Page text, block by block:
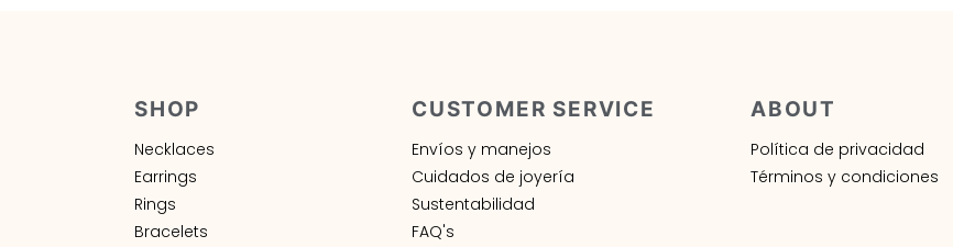
SHOP
Necklaces
Earrings
Rings
Bracelets
CUSTOMER SERVICE
Envíos y manejos
Cuidados de joyería
Sustentabilidad
FAQ's
ABOUT
Política de privacidad
Términos y condiciones